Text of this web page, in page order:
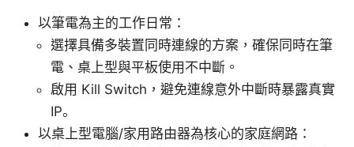
以筆電為主的工作日常：
選擇具備多裝置同時連線的方案，確保同時在筆
電、桌上型與平板使用不中斷。
啟用 Kill Switch，避免連線意外中斷時暴露真實
IP。
以桌上型電腦/家用路由器為核心的家庭網路：